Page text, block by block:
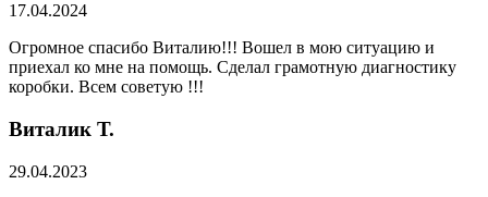
17.04.2024
Огромное спасибо Виталию!!! Вошел в мою ситуацию и
приехал ко мне на помощь. Сделал грамотную диагностику
коробки. Всем советую !!!
Виталик Т.
29.04.2023